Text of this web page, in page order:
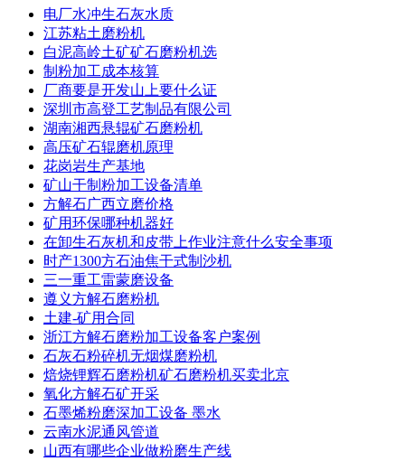
电厂水冲生石灰水质
江苏粘土磨粉机
白泥高岭土矿矿石磨粉机选
制粉加工成本核算
厂商要是开发山上要什么证
深圳市高登工艺制品有限公司
湖南湘西悬辊矿石磨粉机
高压矿石辊磨机原理
花岗岩生产基地
矿山干制粉加工设备清单
方解石广西立磨价格
矿用环保哪种机器好
在卸生石灰机和皮带上作业注意什么安全事项
时产1300方石油焦干式制沙机
三一重工雷蒙磨设备
遵义方解石磨粉机
土建-矿用合同
浙江方解石磨粉加工设备客户案例
石灰石粉碎机无烟煤磨粉机
焙烧锂辉石磨粉机矿石磨粉机买卖北京
氧化方解石矿开采
石墨烯粉磨深加工设备 墨水
云南水泥通风管道
山西有哪些企业做粉磨生产线